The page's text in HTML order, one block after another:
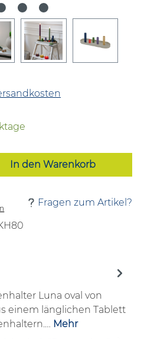
den
In den Warenkorb
Fragen zum Artikel?
Luna oval von
einem länglichen Tablett
Mehr